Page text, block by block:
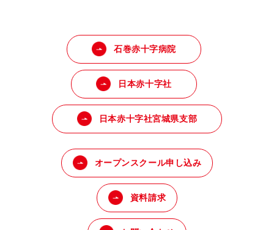
オープンスクール申し込み
資料請求
石巻赤十字病院
日本赤十字社
日本赤十字社宮城県支部